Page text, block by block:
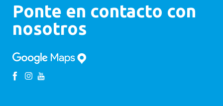
Ponte en contacto con
nosotros